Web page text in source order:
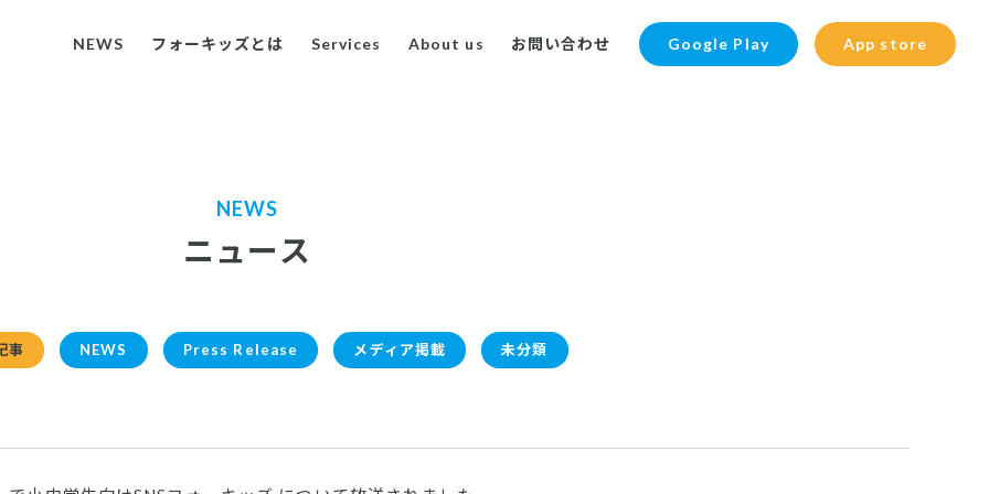
NEWS フォーキッズとは Services About us お問い合わせ Google Play App store
NEWS
ニュース
事 NEWS Press Release メディア掲載 未分類